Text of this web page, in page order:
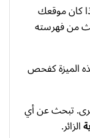
كان موقعك
من فهرسته
الميزة كفحص
تبحث عن أي
الزائر.